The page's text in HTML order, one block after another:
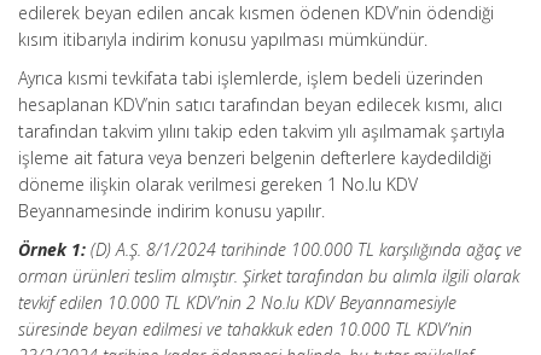
edilerek beyan edilen ancak kısmen ödenen KDV’nin ödendiği
kısım itibarıyla indirim konusu yapılması mümkündür.
Ayrıca kısmi tevkifata tabi işlemlerde, işlem bedeli üzerinden
hesaplanan KDV’nin satıcı tarafından beyan edilecek kısmı, alıcı
tarafından takvim yılını takip eden takvim yılı aşılmamak şartıyla
işleme ait fatura veya benzeri belgenin defterlere kaydedildiği
döneme ilişkin olarak verilmesi gereken 1 No.lu KDV
Beyannamesinde indirim konusu yapılır.
Örnek 1: (D) A.Ş. 8/1/2024 tarihinde 100.000 TL karşılığında ağaç ve
orman ürünleri teslim almıştır. Şirket tarafından bu alımla ilgili olarak
tevkif edilen 10.000 TL KDV’nin 2 No.lu KDV Beyannamesiyle
süresinde beyan edilmesi ve tahakkuk eden 10.000 TL KDV’nin